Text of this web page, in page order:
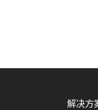
解决方